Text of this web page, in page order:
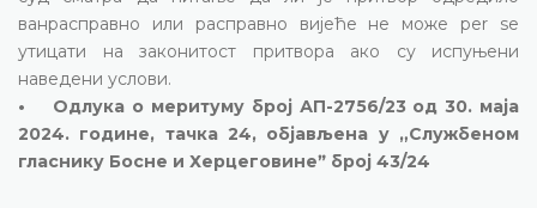
ванрасправно или расправно вијеће не може per se
утицати на законитост притвора ако су испуњени
наведени услови.
• Одлука о меритуму број АП-2756/23 од 30. маја
2024. године, тачка 24, објављена у „Службеном
гласнику Босне и Херцеговинеˮ број 43/24